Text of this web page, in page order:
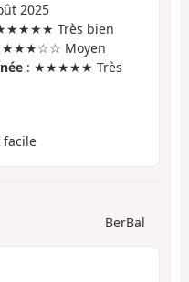
2025
Très bien
★★★☆☆ Moyen
: ★★★★★ Très
facile
BerBal